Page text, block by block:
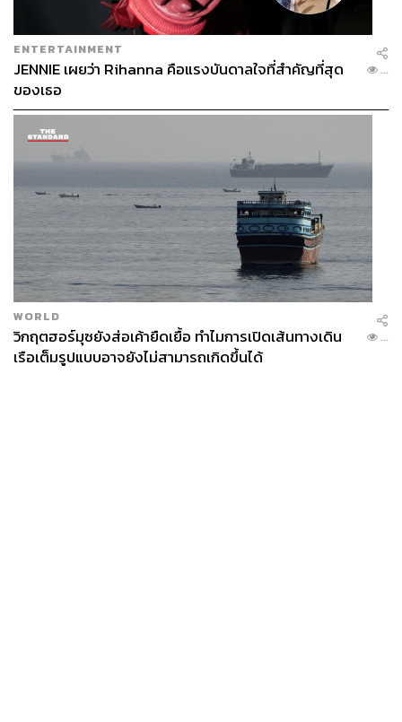
ENTERTAINMENT
JENNIE เผยว่า Rihanna คือแรงบันดาลใจที่สำคัญที่สุด
ของเธอ
...
WORLD
วิกฤตฮอร์มุซยังส่อเค้ายืดเยื้อ ทำไมการเปิดเส้นทางเดิน
เรือเต็มรูปแบบอาจยังไม่สามารถเกิดขึ้นได้
...